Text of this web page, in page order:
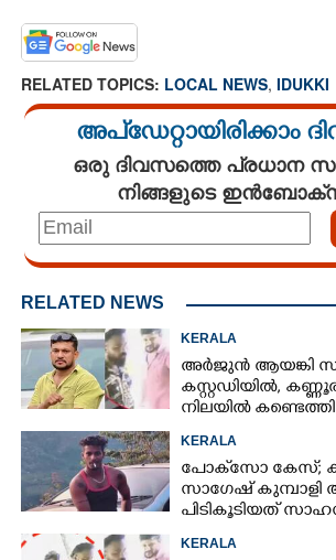
RELATED TOPICS: LOCAL NEWS, IDUKKI
അപ്ഡേറ്റായിരിക്കാം
ഒരു ദിവസത്തെ പ്രധാന
നിങ്ങളുടെ
RELATED NEWS
KERALA
അർജുൻ ആയങ്കി
കസ്റ്റഡിയിൽ,​
നിലയിൽ കണ്ടെത്തി
KERALA
പോക്‌സോ കേസ്;
സാഗേഷ് കുമ്പാളി
പിടികൂടിയത്
KERALA